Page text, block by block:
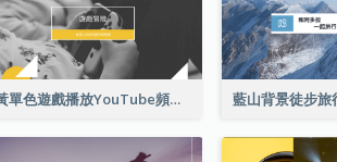
黃單色遊戲播放YouTube頻道圖片